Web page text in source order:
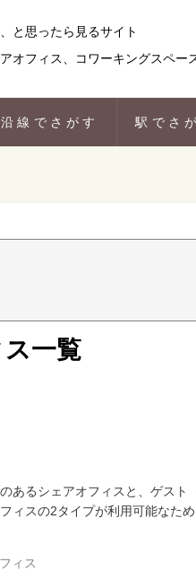
と思ったら見るサイト
オフィス、コワーキングスペー
沿線でさがす 駅でさ
ス一覧
あるシェアオフィスと、ゲスト
ィスの2タイプが利用可能なた
ィス